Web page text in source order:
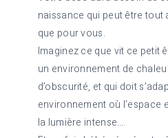
naissance qui peut être
que pour vous.
Imaginez ce que vit ce petit
un environnement de
d’obscurité, et qui doit
environnement où l’espace
la lumière intense….